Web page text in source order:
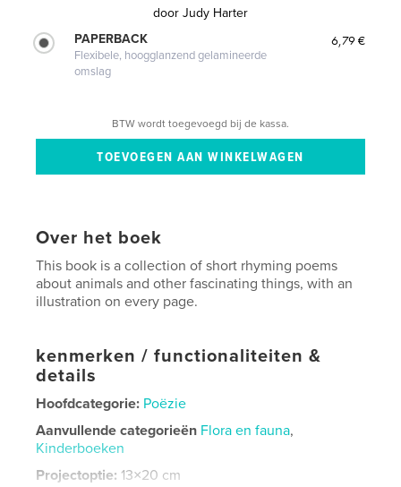
door Judy Harter
PAPERBACK
Flexibele, hoogglanzend gelamineerde
omslag
6,79 €
BTW wordt toegevoegd bij de kassa.
Over het boek
This book is a collection of short rhyming poems
about animals and other fascinating things, with an
illustration on every page.
kenmerken / functionaliteiten &
details
Hoofdcategorie: Poëzie
Aanvullende categorieën Flora en fauna,
Kinderboeken
Projectoptie: 13×20 cm